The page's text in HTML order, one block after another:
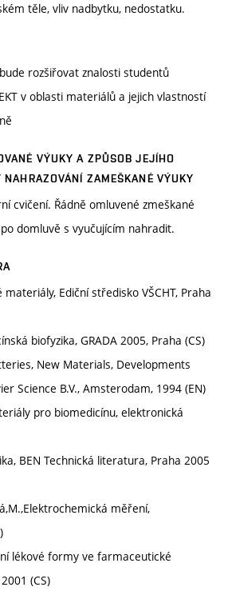
těle, vliv nadbytku, nedostatku.
rozšiřovat znalosti studentů
v oblasti materiálů a jejich vlastností
VÝUKY A ZPŮSOB JEJÍHO
NAHRAZOVÁNÍ ZAMEŠKANÉ VÝUKY
cvičení. Řádně omluvené zmeškané
domluvě s vyučujícím nahradit.
Ediční středisko VŠCHT, Praha
biofyzika, GRADA 2005, Praha (CS)
New Materials, Developments
Science B.V., Amsterodam, 1994 (EN)
pro biomedicínu, elektronická
BEN Technická literatura, Praha 2005
měření,
lékové formy ve farmaceutické
(CS)